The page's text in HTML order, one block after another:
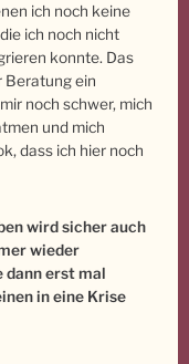
ich noch keine
ich noch nicht
konnte. Das
Beratung ein
noch schwer, mich
und mich
dass ich hier noch
wird sicher auch
wieder
dann erst mal
in eine Krise